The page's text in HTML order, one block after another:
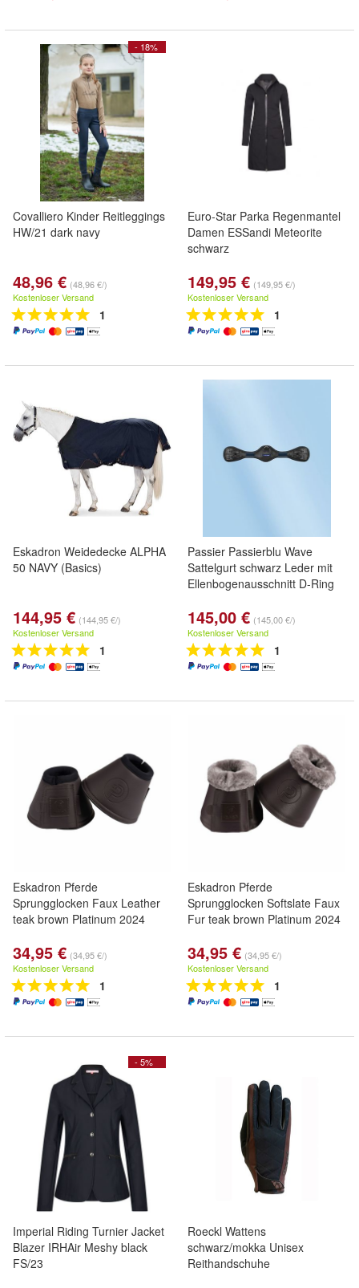
- 18%
Covalliero Kinder Reitleggings
HW/21 dark navy
48,96 € (48,96 €/)
Kostenloser Versand
1
Euro-Star Parka Regenmantel
Damen ESSandi Meteorite
schwarz
149,95 € (149,95 €/)
Kostenloser Versand
1
Eskadron Weidedecke ALPHA
50 NAVY (Basics)
144,95 € (144,95 €/)
Kostenloser Versand
1
Passier Passierblu Wave
Sattelgurt schwarz Leder mit
Ellenbogenausschnitt D-Ring
145,00 € (145,00 €/)
Kostenloser Versand
1
Eskadron Pferde
Sprungglocken Faux Leather
teak brown Platinum 2024
34,95 € (34,95 €/)
Kostenloser Versand
1
Eskadron Pferde
Sprungglocken Softslate Faux
Fur teak brown Platinum 2024
34,95 € (34,95 €/)
Kostenloser Versand
1
- 5%
Imperial Riding Turnier Jacket
Blazer IRHAir Meshy black
FS/23
Roeckl Wattens
schwarz/mokka Unisex
Reithandschuhe